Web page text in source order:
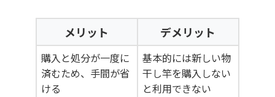
メリット デメリット
購入と処分が一度に
済むため、手間が省
ける
基本的には新しい物
干し竿を購入しない
と利用できない